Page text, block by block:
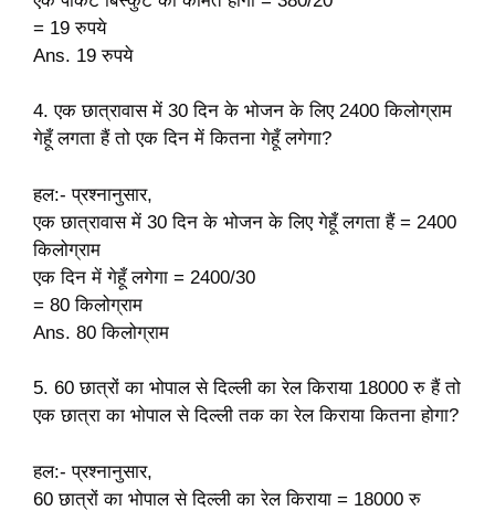
= 19 रुपये
Ans. 19 रुपये
4. एक छात्रावास में 30 दिन के भोजन के लिए 2400 किलोग्राम
गेहूँ लगता हैं तो एक दिन में कितना गेहूँ लगेगा?
हल:- प्रश्नानुसार,
एक छात्रावास में 30 दिन के भोजन के लिए गेहूँ लगता हैं = 2400
किलोग्राम
एक दिन में गेहूँ लगेगा = 2400/30
= 80 किलोग्राम
Ans. 80 किलोग्राम
5. 60 छात्रों का भोपाल से दिल्ली का रेल किराया 18000 रु हैं तो
एक छात्रा का भोपाल से दिल्ली तक का रेल किराया कितना होगा?
हल:- प्रश्नानुसार,
60 छात्रों का भोपाल से दिल्ली का रेल किराया = 18000 रु